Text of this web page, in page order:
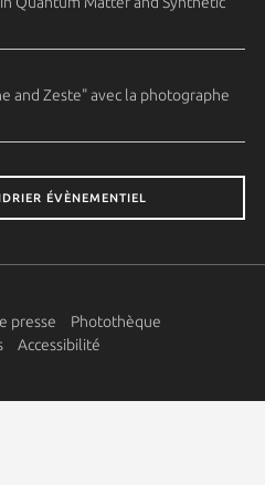
and Zeste" avec la photographe
ÉVÈNEMENTIEL
presse
Photothèque
Accessibilité